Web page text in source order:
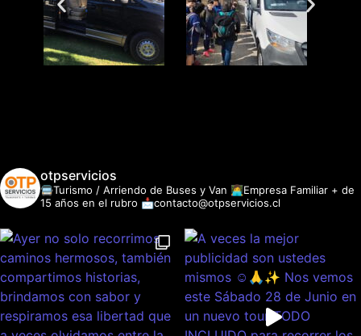
otpservicios
🚍Turismo / Arriendo de Buses y Van 👩‍💻Empresa Familiar + de
15 años en el rubro 📩contacto@otpservicios.cl